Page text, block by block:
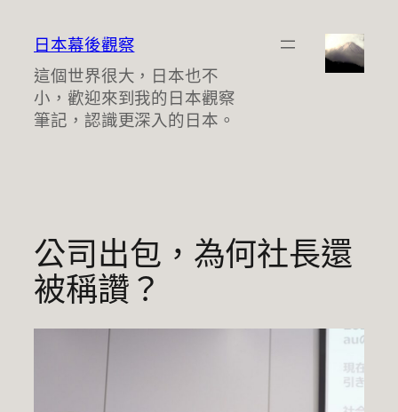
日本幕後觀察
這個世界很大，日本也不
小，歡迎來到我的日本觀察
筆記，認識更深入的日本。
公司出包，為何社長還
被稱讚？